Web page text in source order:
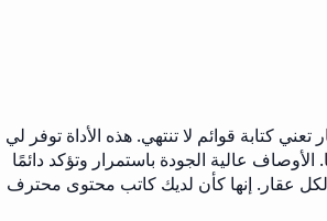
تعني كتابة قوائم لا تنتهي. هذه الأداة توفر لي
عالية الجودة باستمرار وتؤكد دائمًا
لكل عقار. إنها كأن لديك كاتب محتوى محترف